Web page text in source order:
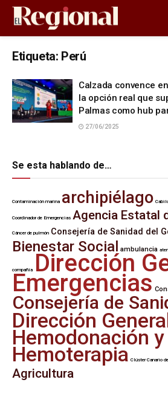
Etiqueta: Perú
Calzada convence
la opción real que
Palmas como hub
27/06/2025
Se esta hablando de…
Contaminación marina archipiélago
Coordinador de Emergencias Agencia Estatal
Cáncer de pulmón Consejería de Sanidad del
Bienestar Social ambulancia
compañía Dirección
Emergencias
Consejería de
Dirección
Hemodonación y
Hemoterapia Clúster Canario
Agricultura